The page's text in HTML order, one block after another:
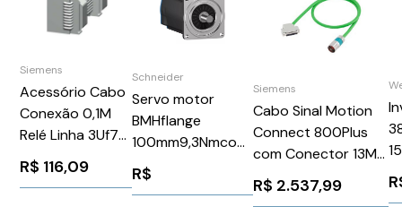
Siemens
Acessório Cabo
Conexão 0,1M
Relé Linha 3Uf7
Siemens
3UF79310AA000
R$ 116,09
Schneider
Servo motor
BMHflange
100mm9,3Nmcom
ChavetaSchneider
BSH1004P31A2A
R$
Siemens
Cabo Sinal Motion
Connect 800Plus
com Conector 13M
Siemens
6FX80022CF021BD0
R$ 2.537,99